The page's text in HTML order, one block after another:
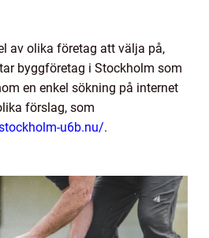
av olika företag att välja på,
byggföretag i Stockholm som
en enkel sökning på internet
förslag, som
u6b.nu/.